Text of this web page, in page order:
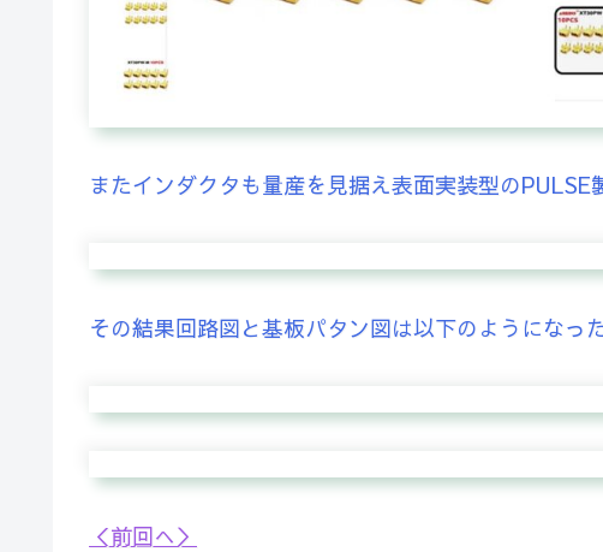
またインダクタも量産を見据え表面実装型のPULSE
その結果回路図と基板パタン図は以下のようになった
＜前回へ＞